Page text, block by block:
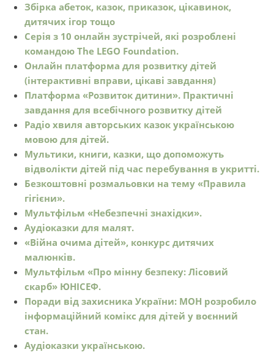
Збірка абеток, казок, приказок, цікавинок,
дитячих ігор тощо
Серія з 10 онлайн зустрічей, які розроблені
командою The LEGO Foundation.
Онлайн платформа для розвитку дітей
(інтерактивні вправи, цікаві завдання)
Платформа «Розвиток дитини». Практичні
завдання для всебічного розвитку дітей
Радіо хвиля авторських казок українською
мовою для дітей.
Мультики, книги, казки, що допоможуть
відволікти дітей під час перебування в укритті.
Безкоштовні розмальовки на тему «Правила
гігієни».
Мультфільм «Небезпечні знахідки».
Аудіоказки для малят.
«Війна очима дітей», конкурс дитячих
малюнків.
Мультфільм «Про мінну безпеку: Лісовий
скарб» ЮНІСЕФ.
Поради від захисника України: МОН розробило
інформаційний комікс для дітей у воєнний
стан.
Аудіоказки українською.